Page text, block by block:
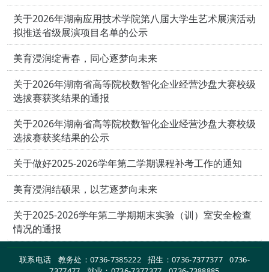
关于2026年湖南应用技术学院第八届大学生艺术展演活动
拟推送省级展演项目名单的公示
美育浸润绽青春，同心逐梦向未来
关于2026年湖南省高等院校数智化企业经营沙盘大赛校级
选拔赛获奖结果的通报
关于2026年湖南省高等院校数智化企业经营沙盘大赛校级
选拔赛获奖结果的公示
关于做好2025-2026学年第二学期课程补考工作的通知
美育浸润结硕果，以艺逐梦向未来
关于2025-2026学年第二学期期末实验（训）室安全检查
情况的通报
联系电话 教务处：0736-7385222 招生：0736-7377377 0736-